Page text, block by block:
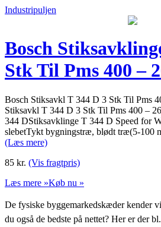
Industripuljen
Bosch
Stk Til Pms 400 –
Bosch Stiksavkl T 344 D 3 Stk Til Pms
Stiksavkl T 344 D 3 Stk Til Pms 400 –
344 DStiksavklinge T 344 D Speed for
slebetTykt bygningstræ, blødt træ(5-100
(Læs mere)
85 kr. (Vis fragtpris)
Læs mere »Køb nu »
De fysiske byggemarkedskæder kender
du også de bedste på nettet? Her er der